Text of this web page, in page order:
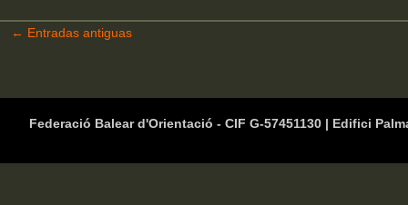
← Entradas antiguas
Federació Balear d'Orientació - CIF G-57451130 | Edifici